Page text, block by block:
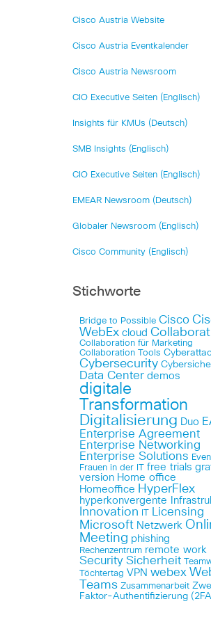
Cisco Austria Website
Cisco Austria Eventkalender
Cisco Austria Newsroom
CIO Executive Seiten (Englisch)
Insights für KMUs (Deutsch)
SMB Insights (Englisch)
CIO Executive Seiten (Englisch)
EMEAR Newsroom (Deutsch)
Globaler Newsroom (Englisch)
Cisco Community (Englisch)
Stichworte
Bridge to Possible Cisco
WebEx cloud
Collaboration für Marketing
Collaboration Tools
Cybersecurity
Data Center demos
digitale
Transformation
Digitalisierung Duo
Enterprise Agreement
Enterprise Networking
Enterprise Solutions
Frauen in der IT free trials
version Home office
Homeoffice HyperFlex
hyperkonvergente
Innovation IT Licensing
Microsoft Netzwerk
Meeting phishing
Rechenzentrum remote work
Security Sicherheit
Töchtertag VPN webex
Teams Zusammenarbeit
Faktor-Authentifizierung